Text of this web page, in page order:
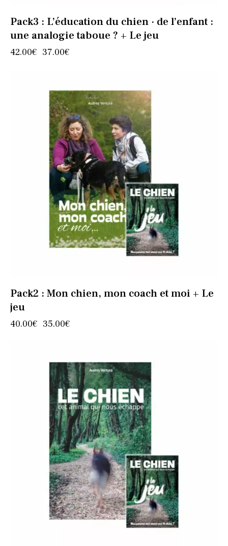
Pack3 : L’éducation du chien · de l’enfant :
une analogie taboue ? + Le jeu
42.00€ 37.00€
Pack2 : Mon chien, mon coach et moi + Le
jeu
40.00€ 35.00€